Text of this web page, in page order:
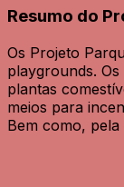
Resumo do
Os Projeto
playgrounds.
plantas
meios para
Bem como,